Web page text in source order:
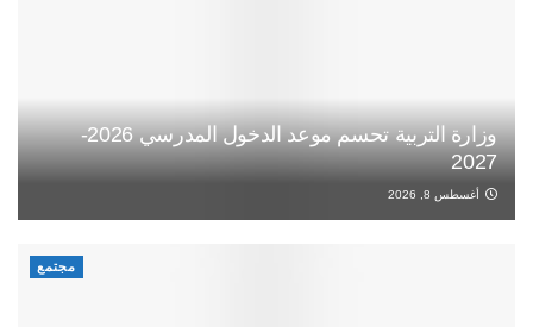
وزارة التربية تحسم موعد الدخول المدرسي 2026-
2027
أغسطس 8, 2026
مجتمع